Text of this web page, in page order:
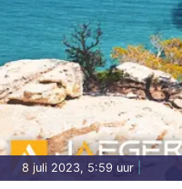
8 juli 2023, 5:59 uur